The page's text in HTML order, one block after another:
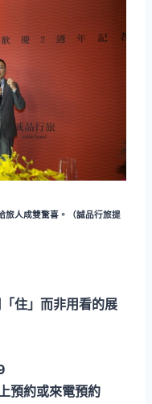
旅人成雙驚喜。（誠品行旅提
住」而非用看的展
預約或來電預約